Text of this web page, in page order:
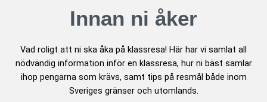
Innan ni åker
Vad roligt att ni ska åka på klassresa! Här har vi samlat all
nödvändig information inför en klassresa, hur ni bäst samlar
ihop pengarna som krävs, samt tips på resmål både inom
Sveriges gränser och utomlands.